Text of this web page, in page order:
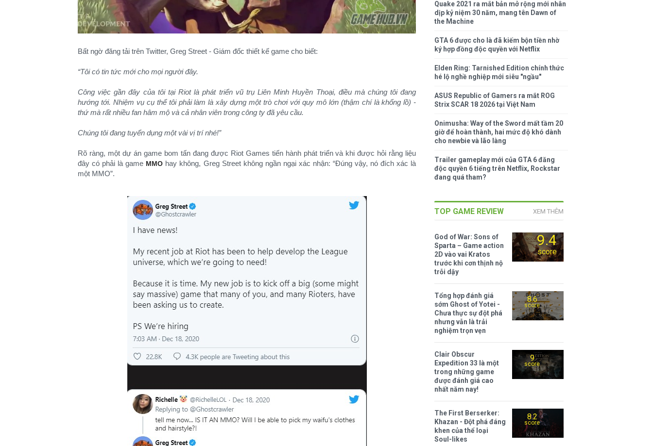
Bất ngờ đăng tải trên Twitter, Greg Street - Giám đốc thiết kế game cho biết:
“Tôi có tin tức mới cho mọi người đây.
Công việc gần đây của tôi tại Riot là phát triển vũ trụ Liên Minh Huyền Thoại, điều mà chúng tôi đang
hướng tới. Nhiệm vụ cụ thể tôi phải làm là xây dựng một trò chơi với quy mô lớn (thậm chí là khổng lồ) -
thứ mà rất nhiều fan hâm mộ và cả nhân viên trong công ty đã yêu cầu.
Chúng tôi đang tuyển dụng một vài vị trí nhé!”
Rõ ràng, một dự án game bom tấn đang được Riot Games tiến hành phát triển và khi được hỏi rằng liệu
đây có phải là game MMO hay không, Greg Street không ngần ngại xác nhận: “Đúng vậy, nó đích xác là
một MMO”.
Quake 2021 ra mắt bản mở rộng mới nhân
dịp kỷ niệm 30 năm, mang tên Dawn of
the Machine
GTA 6 được cho là đã kiếm bộn tiền nhờ
ký hợp đồng độc quyền với Netflix
Elden Ring: Tarnished Edition chính thức
hé lộ nghề nghiệp mới siêu "ngầu"
ASUS Republic of Gamers ra mắt ROG
Strix SCAR 18 2026 tại Việt Nam
Onimusha: Way of the Sword mất tầm 20
giờ để hoàn thành, hai mức độ khó dành
cho newbie và lão làng
Trailer gameplay mới của GTA 6 đăng
độc quyền 6 tiếng trên Netflix, Rockstar
đang quá tham?
TOP GAME REVIEW XEM THÊM
9.4
score
God of War: Sons of
Sparta – Game action
2D vào vai Kratos
trước khi cơn thịnh nộ
trỗi dậy
8.6
score
Tổng hợp đánh giá
sớm Ghost of Yotei -
Chưa thực sự đột phá
nhưng vẫn là trải
nghiệm trọn vẹn
9
score
Clair Obscur
Expedition 33 là một
trong những game
được đánh giá cao
nhất năm nay!
8.2
score
The First Berserker:
Khazan - Đột phá đáng
khen của thể loại
Soul-likes